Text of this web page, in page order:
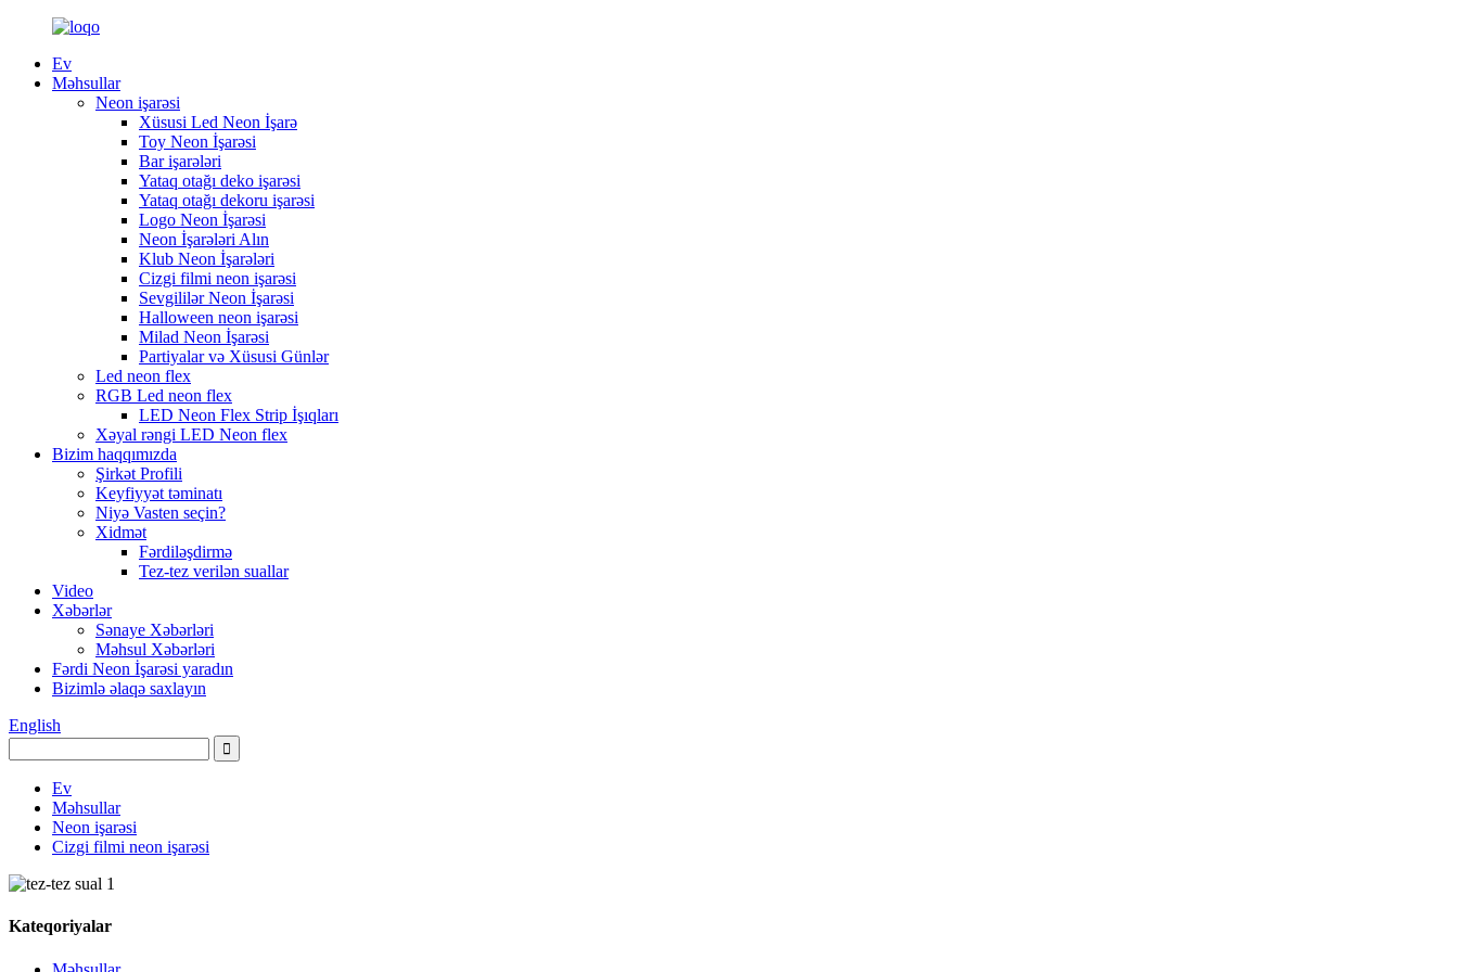
Ev
Məhsullar
Neon işarəsi
Xüsusi Led Neon İşarə
Toy Neon İşarəsi
Bar işarələri
Yataq otağı deko işarəsi
Yataq otağı dekoru işarəsi
Logo Neon İşarəsi
Neon İşarələri Alın
Klub Neon İşarələri
Cizgi filmi neon işarəsi
Sevgililər Neon İşarəsi
Halloween neon işarəsi
Milad Neon İşarəsi
Partiyalar və Xüsusi Günlər
Led neon flex
RGB Led neon flex
LED Neon Flex Strip İşıqları
Xəyal rəngi LED Neon flex
Bizim haqqımızda
Şirkət Profili
Keyfiyyət təminatı
Niyə Vasten seçin?
Xidmət
Fərdiləşdirmə
Tez-tez verilən suallar
Video
Xəbərlər
Sənaye Xəbərləri
Məhsul Xəbərləri
Fərdi Neon İşarəsi yaradın
Bizimlə əlaqə saxlayın
English
Ev
Məhsullar
Neon işarəsi
Cizgi filmi neon işarəsi
Kateqoriyalar